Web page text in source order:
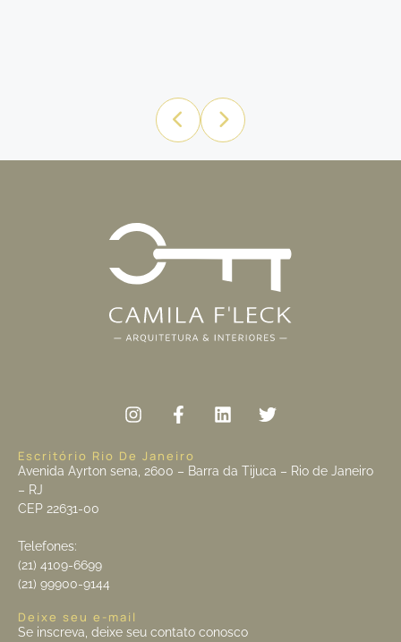
Escritório Rio De Janeiro
Avenida Ayrton sena, 2600 – Barra da Tijuca – Rio de Janeiro
– RJ
CEP 22631-00
Telefones:
(21) 4109-6699
(21) 99900-9144
Deixe seu e-mail
Se inscreva, deixe seu contato conosco